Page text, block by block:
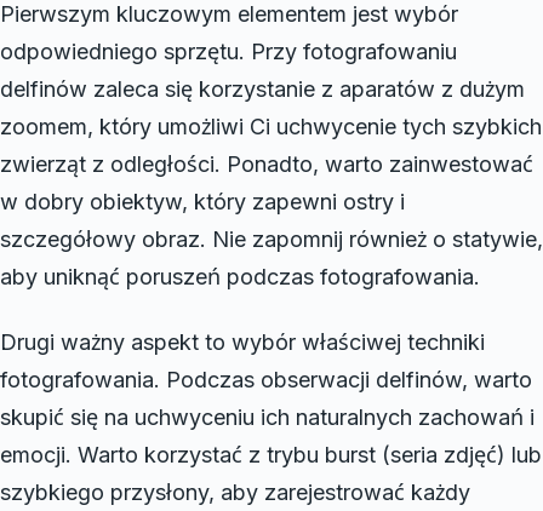
Pierwszym kluczowym elementem jest wybór
odpowiedniego sprzętu. Przy fotografowaniu
delfinów zaleca się korzystanie z aparatów z dużym
zoomem, który umożliwi Ci uchwycenie tych szybkich
zwierząt z odległości. Ponadto, warto zainwestować
w dobry obiektyw, który zapewni ostry i
szczegółowy obraz. Nie zapomnij również o statywie,
aby uniknąć poruszeń podczas fotografowania.
Drugi ważny aspekt to wybór właściwej techniki
fotografowania. Podczas obserwacji delfinów, warto
skupić się na uchwyceniu ich naturalnych zachowań i
emocji. Warto korzystać z trybu burst (seria zdjęć) lub
szybkiego przysłony, aby zarejestrować każdy